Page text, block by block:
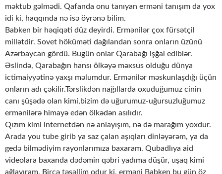
məktub gəlmədi. Qafanda onu tanıyan erməni tanışım da yox
idi ki, haqqında nə isə öyrənə bilim.
Babken bir həqiqəti düz deyirdi. Ermənilər çox fürsətçil
millətdir. Sovet höküməti dağılandan sonra onların üzünü
Azərbaycan gördü. Bugün onlar Qarabağı işğal ediblər.
Əslində, Qarabağın hansı ölkəyə məxsus olduğu dünya
ictimaiyyətinə yaxşı məlumdur. Ermənilər məskunlaşdığı üçün
onların adı çəkilir.Tərslikdən nağıllarda oxuduğumuz cinin
canı şüşədə olan kimi,bizim də uğurumuz-uğursuzluğumuz
ermənilərə himayə edən ölkədən asılıdır.
Qızım kimi internetdən nə anlayışım, nə də marağım yoxdur.
Arada you tube girib ya saz çalan aşıqları dinləyərəm, ya da
gedə bilmədiyim rayonlarımıza baxaram. Qubadlıya aid
videolara baxanda dədəmin qəbri yadıma düşür, uşaq kimi
ağlayıram. Bircə təsəllim odur ki, erməni Babken bu gün öz